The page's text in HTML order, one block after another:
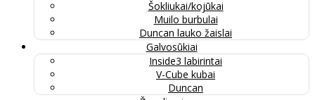
Šokliukai/kojūkai
Muilo burbulai
Duncan lauko žaislai
Galvosūkiai
Inside3 labirintai
V-Cube kubai
Duncan